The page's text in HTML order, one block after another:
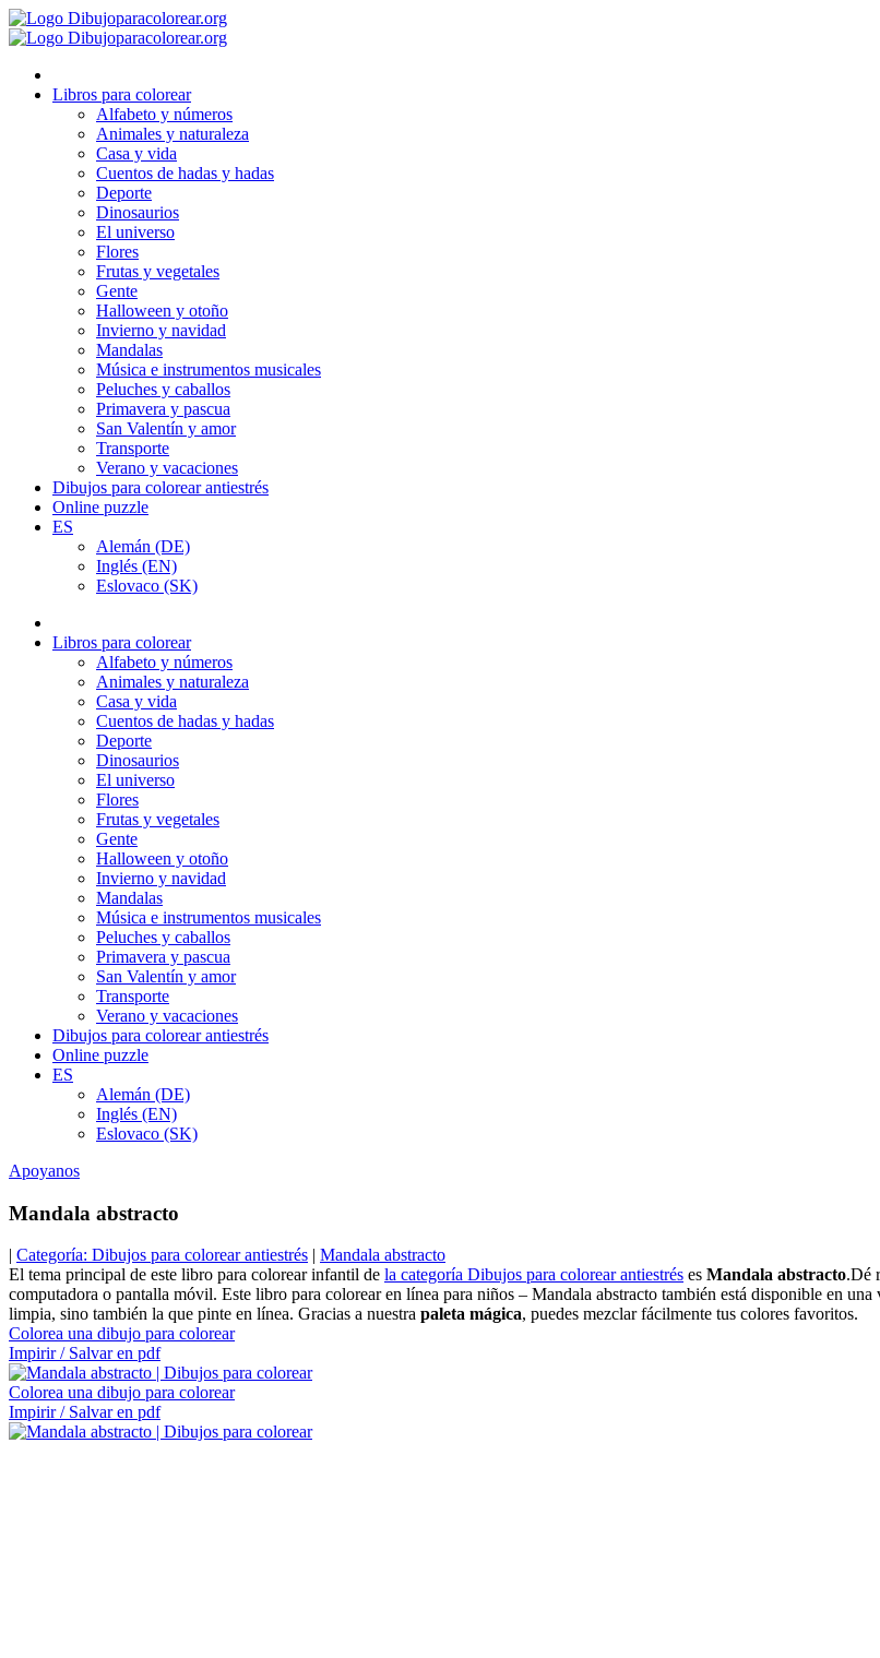
Ir
al
Libros para colorear
Alfabeto y números
Animales y naturaleza
Casa y vida
Cuentos de hadas y hadas
Deporte
Dinosaurios
El universo
Flores
Frutas y vegetales
Gente
Halloween y otoño
Invierno y navidad
Mandalas
Música e instrumentos musicales
Peluches y caballos
Primavera y pascua
San Valentín y amor
Transporte
Verano y vacaciones
Dibujos para colorear antiestrés
Online puzzle
ES
Alemán (DE)
Inglés (EN)
Eslovaco (SK)
Libros para colorear
Alfabeto y números
Animales y naturaleza
Casa y vida
Cuentos de hadas y hadas
Deporte
Dinosaurios
El universo
Flores
Frutas y vegetales
Gente
Halloween y otoño
Invierno y navidad
Mandalas
Música e instrumentos musicales
Peluches y caballos
Primavera y pascua
San Valentín y amor
Transporte
Verano y vacaciones
Dibujos para colorear antiestrés
Online puzzle
ES
Alemán (DE)
Inglés (EN)
Eslovaco (SK)
Apoyanos
Mandala abstracto
| Categoría: Dibujos para colorear antiestrés | Mandala abstracto
El tema principal de este libro para colorear infantil de la categoría Dibujos para colorear antiestrés es Mandala abstracto.Dé
computadora o pantalla móvil. Este libro para colorear en línea para niños – Mandala abstracto también está disponible en
limpia, sino también la que pinte en línea. Gracias a nuestra paleta mágica, puedes mezclar fácilmente tus colores favoritos.
Colorea una dibujo para colorear
Impirir / Salvar en pdf
Colorea una dibujo para colorear
Impirir / Salvar en pdf